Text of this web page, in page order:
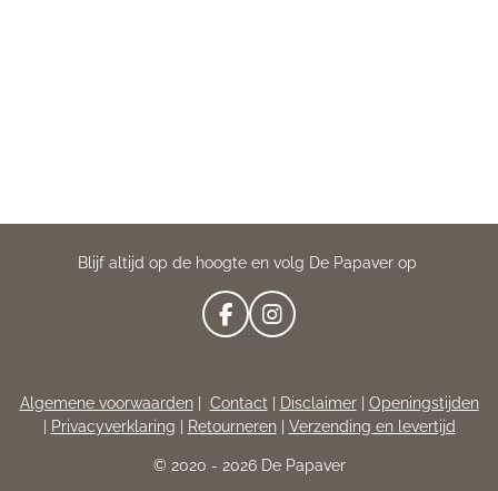
Blijf altijd op de hoogte en volg De Papaver op
F
A
B
O
K
I
N
A
G
A
Algemene voorwaarden| Contact| Disclaimer| Openingstijden
Privacyverklaring Retourneren| Verzending en levertijd
© 2020 - 2026 De Papaver